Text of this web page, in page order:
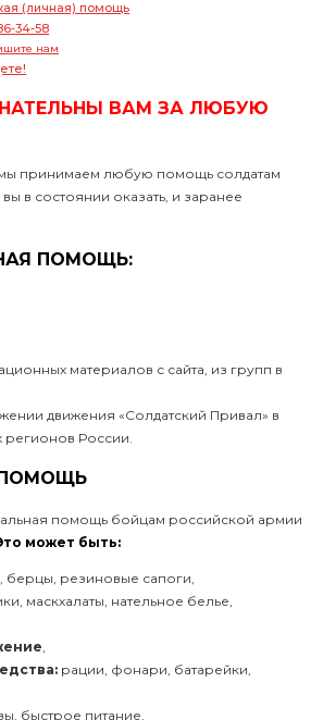
(личная) помощь
34-58
нам
ВАМ ЗА ЛЮБУЮ
мы принимаем любую помощь солдатам
в состоянии оказать, и заранее
ПОМОЩЬ:
материалов с сайта, из групп в
движения «Солдатский Привал» в
регионов России.
помощь бойцам российской армии
может быть:
берцы, резиновые сапоги,
маскхалаты, нательное белье,
,
рации, фонари, батарейки,
быстрое питание,